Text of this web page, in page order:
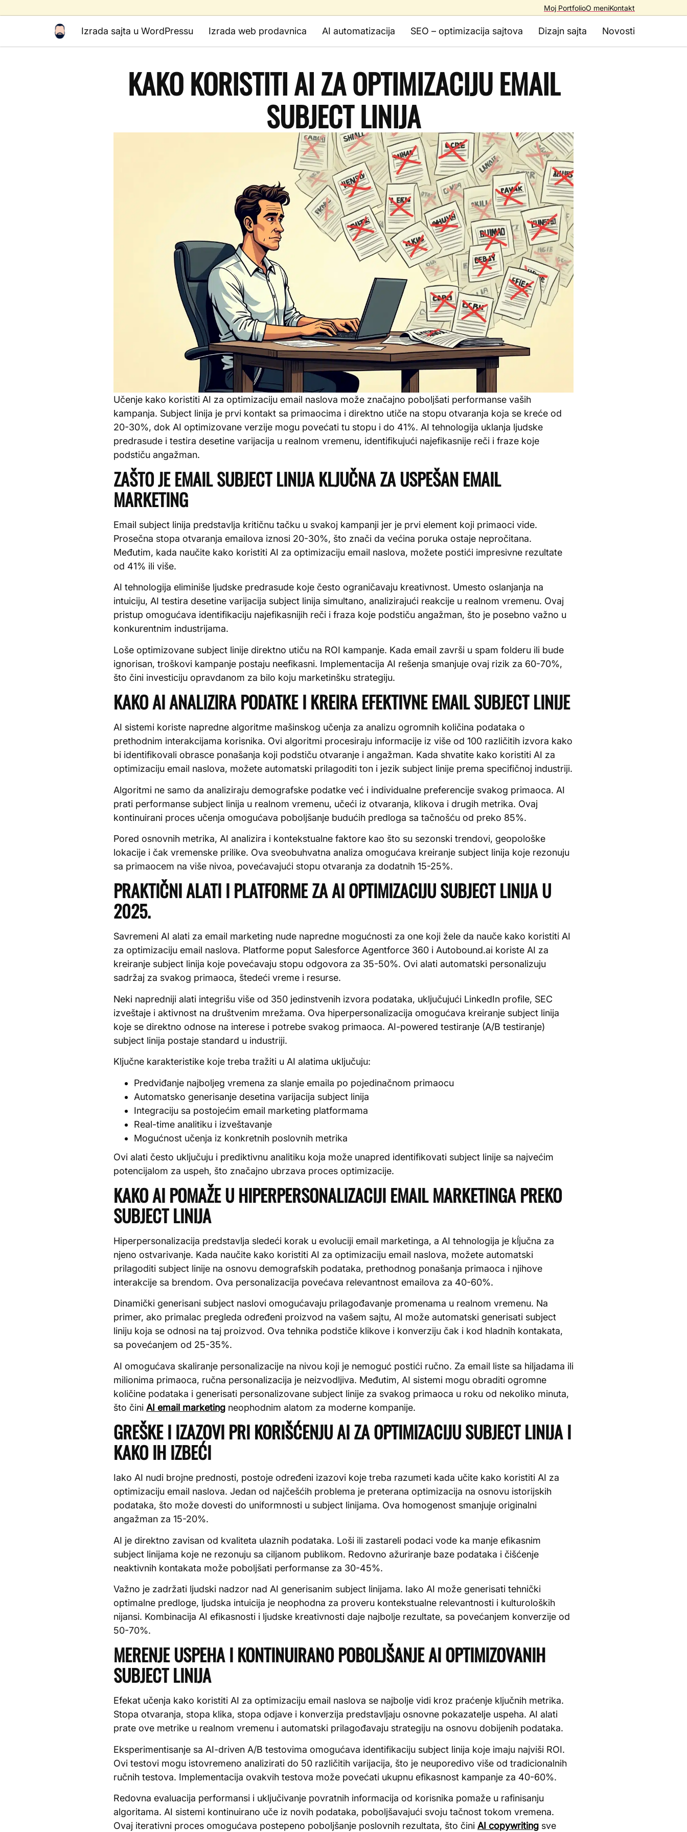
Moj PortfolioO meniKontakt
Izrada sajta u WordPressu Izrada web prodavnica AI automatizacija SEO – optimizacija sajtova Dizajn sajta Novosti
KAKO KORISTITI AI ZA OPTIMIZACIJU EMAIL
SUBJECT LINIJA
Učenje kako koristiti AI za optimizaciju email naslova može značajno poboljšati performanse vaših
kampanja. Subject linija je prvi kontakt sa primaocima i direktno utiče na stopu otvaranja koja se kreće od
20-30%, dok AI optimizovane verzije mogu povećati tu stopu i do 41%. AI tehnologija uklanja ljudske
predrasude i testira desetine varijacija u realnom vremenu, identifikujući najefikasnije reči i fraze koje
podstiču angažman.
ZAŠTO JE EMAIL SUBJECT LINIJA KLJUČNA ZA USPEŠAN EMAIL
MARKETING
Email subject linija predstavlja kritičnu tačku u svakoj kampanji jer je prvi element koji primaoci vide.
Prosečna stopa otvaranja emailova iznosi 20-30%, što znači da većina poruka ostaje nepročitana.
Međutim, kada naučite kako koristiti AI za optimizaciju email naslova, možete postići impresivne rezultate
od 41% ili više.
AI tehnologija eliminiše ljudske predrasude koje često ograničavaju kreativnost. Umesto oslanjanja na
intuiciju, AI testira desetine varijacija subject linija simultano, analizirajući reakcije u realnom vremenu. Ovaj
pristup omogućava identifikaciju najefikasnijih reči i fraza koje podstiču angažman, što je posebno važno u
konkurentnim industrijama.
Loše optimizovane subject linije direktno utiču na ROI kampanje. Kada email završi u spam folderu ili bude
ignorisan, troškovi kampanje postaju neefikasni. Implementacija AI rešenja smanjuje ovaj rizik za 60-70%,
što čini investiciju opravdanom za bilo koju marketinšku strategiju.
KAKO AI ANALIZIRA PODATKE I KREIRA EFEKTIVNE EMAIL SUBJECT LINIJE
AI sistemi koriste napredne algoritme mašinskog učenja za analizu ogromnih količina podataka o
prethodnim interakcijama korisnika. Ovi algoritmi procesiraju informacije iz više od 100 različitih izvora kako
bi identifikovali obrasce ponašanja koji podstiču otvaranje i angažman. Kada shvatite kako koristiti AI za
optimizaciju email naslova, možete automatski prilagoditi ton i jezik subject linije prema specifičnoj industriji.
Algoritmi ne samo da analiziraju demografske podatke već i individualne preferencije svakog primaoca. AI
prati performanse subject linija u realnom vremenu, učeći iz otvaranja, klikova i drugih metrika. Ovaj
kontinuirani proces učenja omogućava poboljšanje budućih predloga sa tačnošću od preko 85%.
Pored osnovnih metrika, AI analizira i kontekstualne faktore kao što su sezonski trendovi, geopološke
lokacije i čak vremenske prilike. Ova sveobuhvatna analiza omogućava kreiranje subject linija koje rezonuju
sa primaocem na više nivoa, povećavajući stopu otvaranja za dodatnih 15-25%.
PRAKTIČNI ALATI I PLATFORME ZA AI OPTIMIZACIJU SUBJECT LINIJA U
2025.
Savremeni AI alati za email marketing nude napredne mogućnosti za one koji žele da nauče kako koristiti AI
za optimizaciju email naslova. Platforme poput Salesforce Agentforce 360 i Autobound.ai koriste AI za
kreiranje subject linija koje povećavaju stopu odgovora za 35-50%. Ovi alati automatski personalizuju
sadržaj za svakog primaoca, štedeći vreme i resurse.
Neki napredniji alati integrišu više od 350 jedinstvenih izvora podataka, uključujući LinkedIn profile, SEC
izveštaje i aktivnost na društvenim mrežama. Ova hiperpersonalizacija omogućava kreiranje subject linija
koje se direktno odnose na interese i potrebe svakog primaoca. AI-powered testiranje (A/B testiranje)
subject linija postaje standard u industriji.
Ključne karakteristike koje treba tražiti u AI alatima uključuju:
Predviđanje najboljeg vremena za slanje emaila po pojedinačnom primaocu
Automatsko generisanje desetina varijacija subject linija
Integraciju sa postojećim email marketing platformama
Real-time analitiku i izveštavanje
Mogućnost učenja iz konkretnih poslovnih metrika
Ovi alati često uključuju i prediktivnu analitiku koja može unapred identifikovati subject linije sa najvećim
potencijalom za uspeh, što značajno ubrzava proces optimizacije.
KAKO AI POMAŽE U HIPERPERSONALIZACIJI EMAIL MARKETINGA PREKO
SUBJECT LINIJA
Hiperpersonalizacija predstavlja sledeći korak u evoluciji email marketinga, a AI tehnologija je kĺjučna za
njeno ostvarivanje. Kada naučite kako koristiti AI za optimizaciju email naslova, možete automatski
prilagoditi subject linije na osnovu demografskih podataka, prethodnog ponašanja primaoca i njihove
interakcije sa brendom. Ova personalizacija povećava relevantnost emailova za 40-60%.
Dinamički generisani subject naslovi omogućavaju prilagođavanje promenama u realnom vremenu. Na
primer, ako primalac pregleda određeni proizvod na vašem sajtu, AI može automatski generisati subject
liniju koja se odnosi na taj proizvod. Ova tehnika podstiče klikove i konverziju čak i kod hladnih kontakata,
sa povećanjem od 25-35%.
AI omogućava skaliranje personalizacije na nivou koji je nemoguć postići ručno. Za email liste sa hiljadama ili
milionima primaoca, ručna personalizacija je neizvodljiva. Međutim, AI sistemi mogu obraditi ogromne
količine podataka i generisati personalizovane subject linije za svakog primaoca u roku od nekoliko minuta,
što čini AI email marketing neophodnim alatom za moderne kompanije.
GREŠKE I IZAZOVI PRI KORIŠĆENJU AI ZA OPTIMIZACIJU SUBJECT LINIJA I
KAKO IH IZBEĆI
Iako AI nudi brojne prednosti, postoje određeni izazovi koje treba razumeti kada učite kako koristiti AI za
optimizaciju email naslova. Jedan od najčešćih problema je preterana optimizacija na osnovu istorijskih
podataka, što može dovesti do uniformnosti u subject linijama. Ova homogenost smanjuje originalni
angažman za 15-20%.
AI je direktno zavisan od kvaliteta ulaznih podataka. Loši ili zastareli podaci vode ka manje efikasnim
subject linijama koje ne rezonuju sa ciljanom publikom. Redovno ažuriranje baze podataka i čišćenje
neaktivnih kontakata može poboljšati performanse za 30-45%.
Važno je zadržati ljudski nadzor nad AI generisanim subject linijama. Iako AI može generisati tehnički
optimalne predloge, ljudska intuicija je neophodna za proveru kontekstualne relevantnosti i kulturoloških
nijansi. Kombinacija AI efikasnosti i ljudske kreativnosti daje najbolje rezultate, sa povećanjem konverzije od
50-70%.
MERENJE USPEHA I KONTINUIRANO POBOLJŠANJE AI OPTIMIZOVANIH
SUBJECT LINIJA
Efekat učenja kako koristiti AI za optimizaciju email naslova se najbolje vidi kroz praćenje ključnih metrika.
Stopa otvaranja, stopa klika, stopa odjave i konverzija predstavljaju osnovne pokazatelje uspeha. AI alati
prate ove metrike u realnom vremenu i automatski prilagođavaju strategiju na osnovu dobijenih podataka.
Eksperimentisanje sa AI-driven A/B testovima omogućava identifikaciju subject linija koje imaju najviši ROI.
Ovi testovi mogu istovremeno analizirati do 50 različitih varijacija, što je neuporedivo više od tradicionalnih
ručnih testova. Implementacija ovakvih testova može povećati ukupnu efikasnost kampanje za 40-60%.
Redovna evaluacija performansi i uključivanje povratnih informacija od korisnika pomaže u rafinisanju
algoritama. AI sistemi kontinuirano uče iz novih podataka, poboljšavajući svoju tačnost tokom vremena.
Ovaj iterativni proces omogućava postepeno poboljšanje poslovnih rezultata, što čini AI copywriting sve